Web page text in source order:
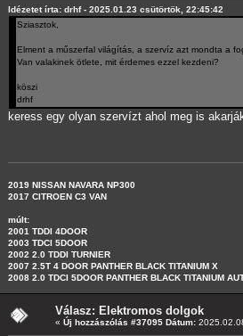
Idézetet írta: drhf - 2025.01.23 csütörtök, 22:45:42
Sziasztok,
Elment a műszerfal világítás, a szervíz azt mondta a
Van valakinek ötlete, mit érdemes ezzel kezdeni?
köszi
drhf
keress egy olyan szervízt ahol meg is
2019 NISSAN NAVARA NP300
2017 CITROEN C3 VAN
múlt:
2001 TDDI 4DOOR
2003 TDCI 5DOOR
2002 2.0 TDDI TURNIER
2007 2.5T 4 DOOR PANTHER BLACK TITANIUM X
2008 2.0 TDCI 5DOOR PANTHER BLACK TITANIUM
Válasz: Elektromos dolgok
« Új hozzászólás #37095 Dátum: